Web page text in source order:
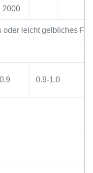
2000
oder leicht gelbliches
0.9-1.0